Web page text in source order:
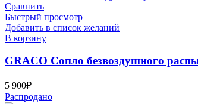
Сравнить
Быстрый просмотр
Добавить в список желаний
В корзину
GRACO Сопло безвоздушного
5 900₽
Распродано